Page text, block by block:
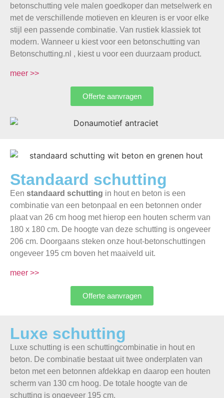
betonschutting vele malen goedkoper dan metselwerk en
met de verschillende motieven en kleuren is er voor elke
stijl een passende combinatie. Van rustiek klassiek tot
modern. Wanneer u kiest voor een betonschutting van
Betonschutting.nl , kiest u voor een duurzaam product.
meer >>
Offerte aanvragen
Standaard schutting
Een standaard schutting in hout en beton is een
combinatie van een betonpaal en een betonnen onder
plaat van 26 cm hoog met hierop een houten scherm van
180 x 180 cm. De hoogte van deze schutting is ongeveer
206 cm. Doorgaans steken onze hout-betonschuttingen
ongeveer 195 cm boven het maaiveld uit.
meer >>
Offerte aanvragen
Luxe schutting
Luxe schutting is een schuttingcombinatie in hout en
beton. De combinatie bestaat uit twee onderplaten van
beton met een betonnen afdekkap en daarop een houten
scherm van 130 cm hoog. De totale hoogte van de
schutting is ongeveer 195 cm.